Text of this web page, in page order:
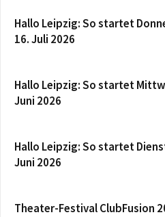
Hallo Leipzig: So startet
16. Juli 2026
Hallo Leipzig: So startet
Juni 2026
Hallo Leipzig: So startet
Juni 2026
Theater-Festival ClubFusion